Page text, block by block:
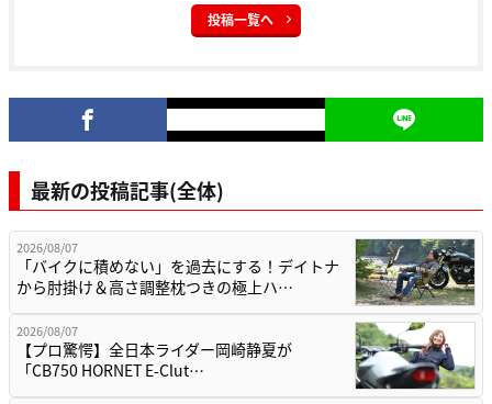
投稿一覧へ
最新の投稿記事(全体)
2026/08/07
「バイクに積めない」を過去にする！デイトナ
から肘掛け＆高さ調整枕つきの極上ハ…
2026/08/07
【プロ驚愕】全日本ライダー岡崎静夏が
「CB750 HORNET E-Clut…